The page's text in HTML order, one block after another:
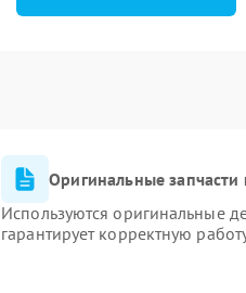
Оригинальные
Используются оригинальные
гарантирует корректную